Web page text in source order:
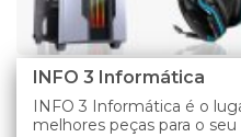
INFO 3 Informática
INFO 3 Informática é o
melhores peças para o seu